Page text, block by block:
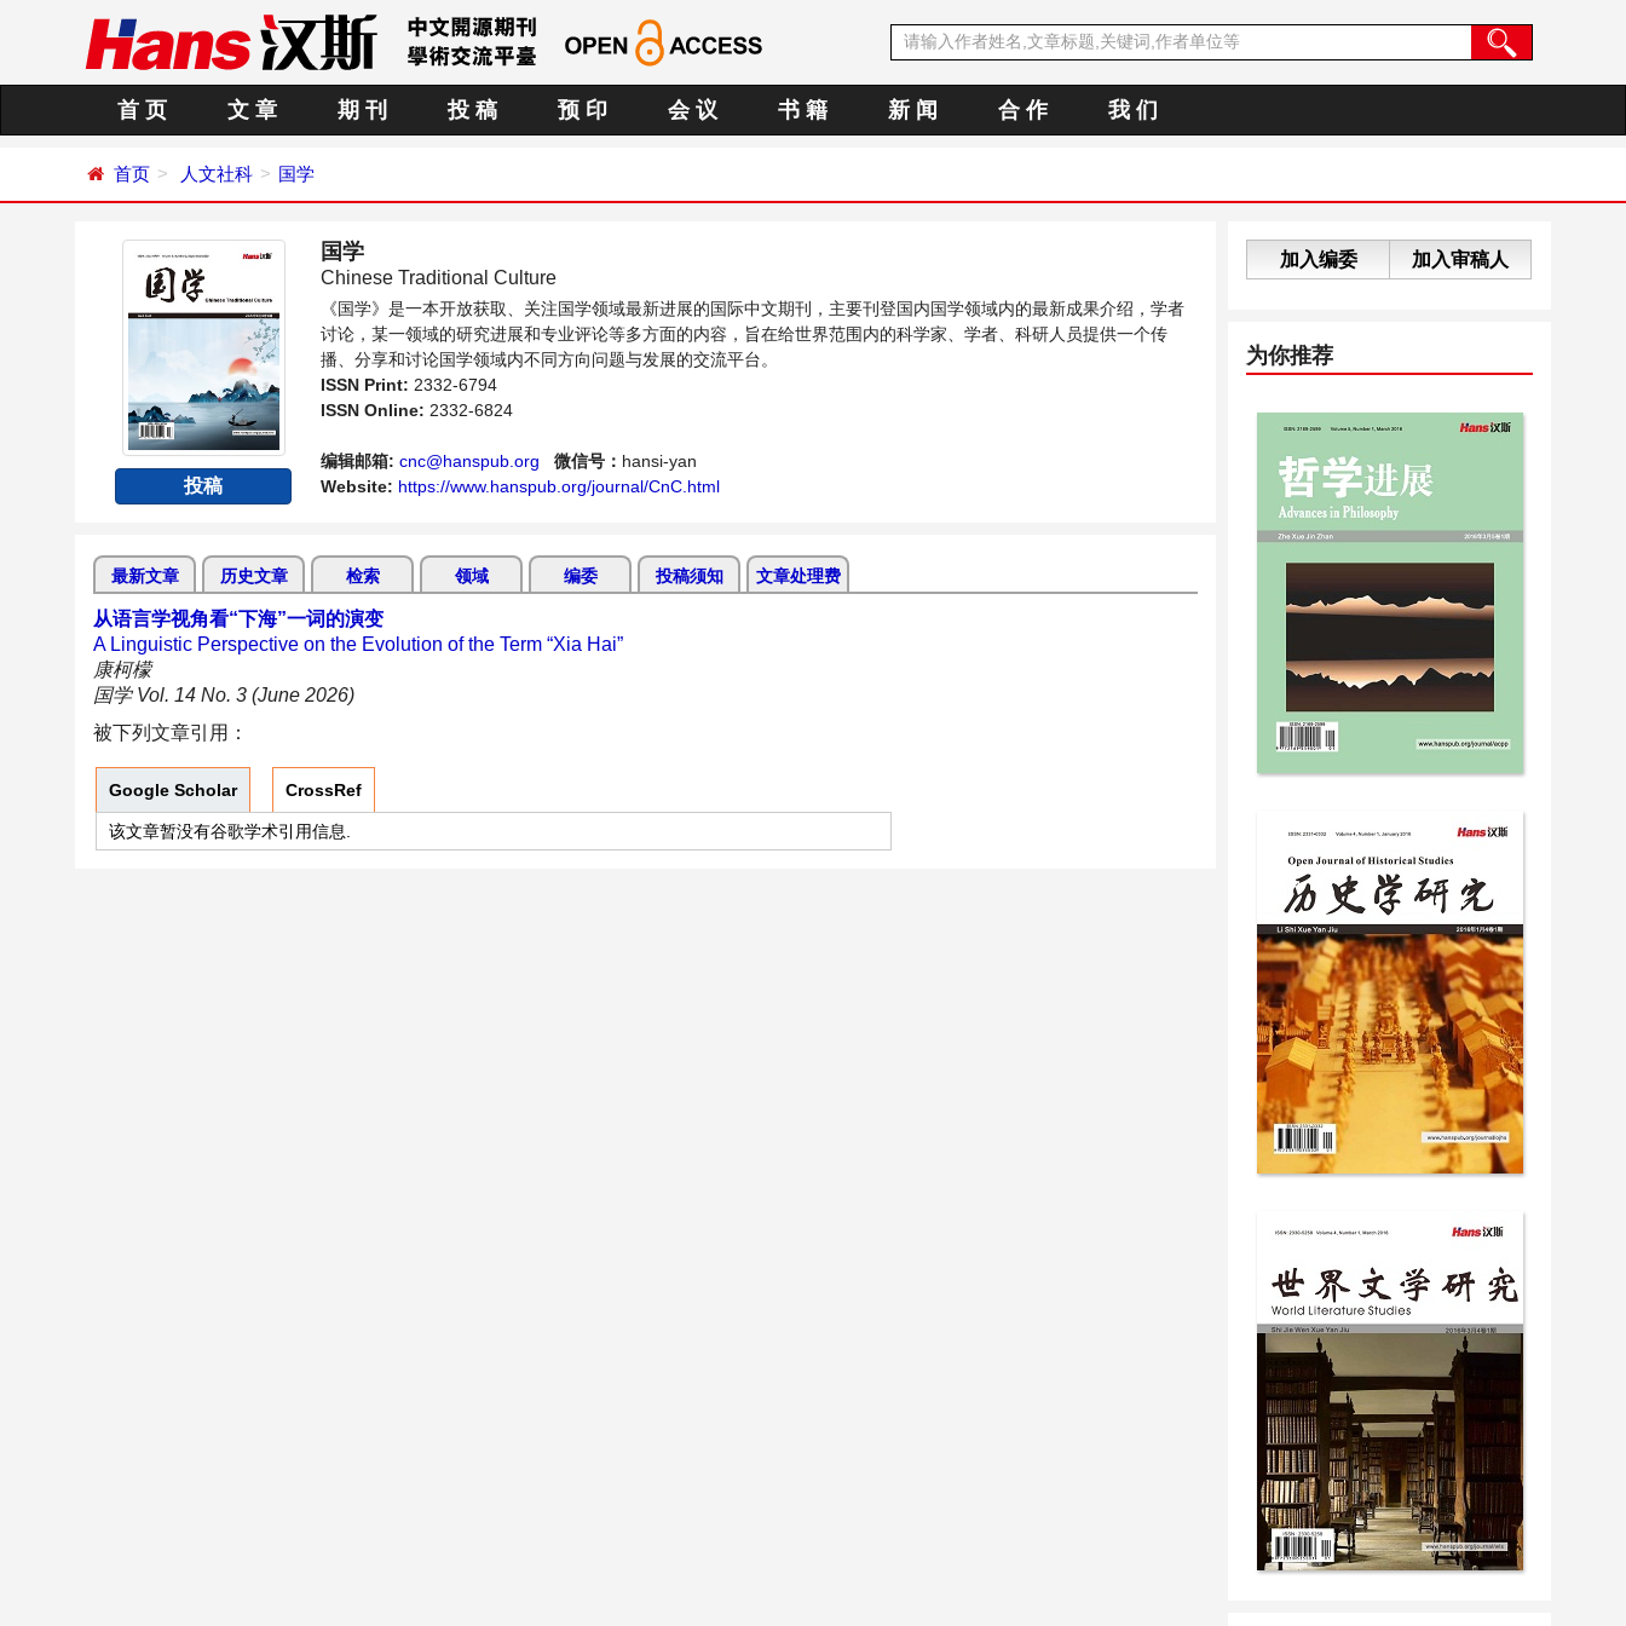
首 页 文 章 期 刊 投 稿 预 印 会 议 书 籍 新 闻 合 作 我 们
首页 人文社科 国学
投稿
国学
Chinese Traditional Culture
《国学》是一本开放获取、关注国学领域最新进展的国际中文期刊，主要刊登国内国学领域内的最新成果介绍，学者
讨论，某一领域的研究进展和专业评论等多方面的内容，旨在给世界范围内的科学家、学者、科研人员提供一个传
播、分享和讨论国学领域内不同方向问题与发展的交流平台。
ISSN Print: 2332-6794
ISSN Online: 2332-6824
编辑邮箱: cnc@hanspub.org 微信号： hansi-yan
Website: https://www.hanspub.org/journal/CnC.html
最新文章 历史文章 检索 领域 编委 投稿须知 文章处理费
从语言学视角看“下海”一词的演变
A Linguistic Perspective on the Evolution of the Term “Xia Hai”
康柯檬
国学 Vol. 14 No. 3 (June 2026)
被下列文章引用：
Google Scholar CrossRef
该文章暂没有谷歌学术引用信息.
加入编委 加入审稿人
为你推荐